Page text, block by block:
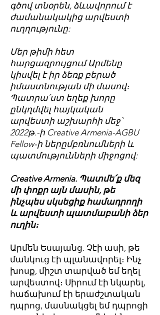
գծով տնօրեն, ձևավորում է
ժամանակակից արվեստի
ուղղությունը:
Մեր թիմի հետ
հարցազրույցում Արմենը
կիսվել է իր ձեռք բերած
իմաստնության մի մասով։
Պատրա՛ստ եղեք խորը
ընկղմվել հայկական
արվեստի աշխարհի մեջ՝
2022թ.-ի Creative Armenia-AGBU
Fellow-ի ներըմբռնումների և
պատմությունների միջոցով:
Creative Armenia. Պատմե՛ք մեզ
մի փոքր այն մասին, թե
ինչպես սկսեցիք համադրողի
և արվեստի պատմաբանի ձեր
ուղին։
Արմեն Եսայանց. Չէի ասի, թե
մանկուց էի պլանավորել։ Ինչ
խոսք, միշտ տարված եմ եղել
արվեստով։ Սիրում էի նկարել,
հաճախում էի երաժշտական
դպրոց, մասնակցել եմ դպրոցի